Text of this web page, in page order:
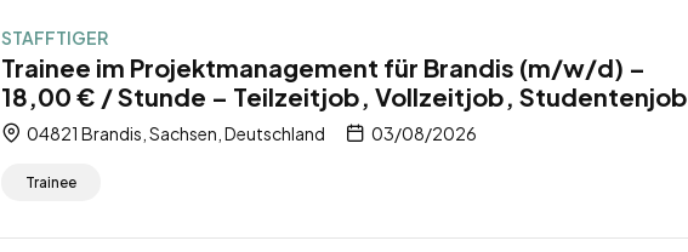
STAFFTIGER
Trainee im Projektmanagement für Brandis (m/w/d) –
18,00 € / Stunde – Teilzeitjob, Vollzeitjob, Studentenjob
04821 Brandis, Sachsen, Deutschland 03/08/2026
Trainee